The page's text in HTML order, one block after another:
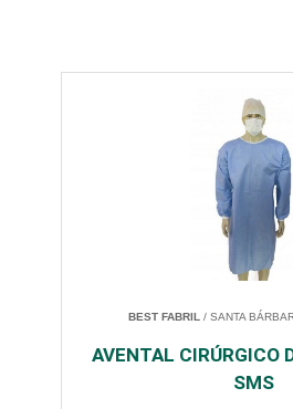
BEST FABRIL / SANTA
AVENTAL CIRÚRGICO
SMS